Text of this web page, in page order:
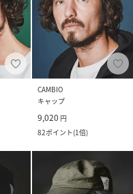
CAMBIO
キャップ
9,020 円
82ポイント(1倍)